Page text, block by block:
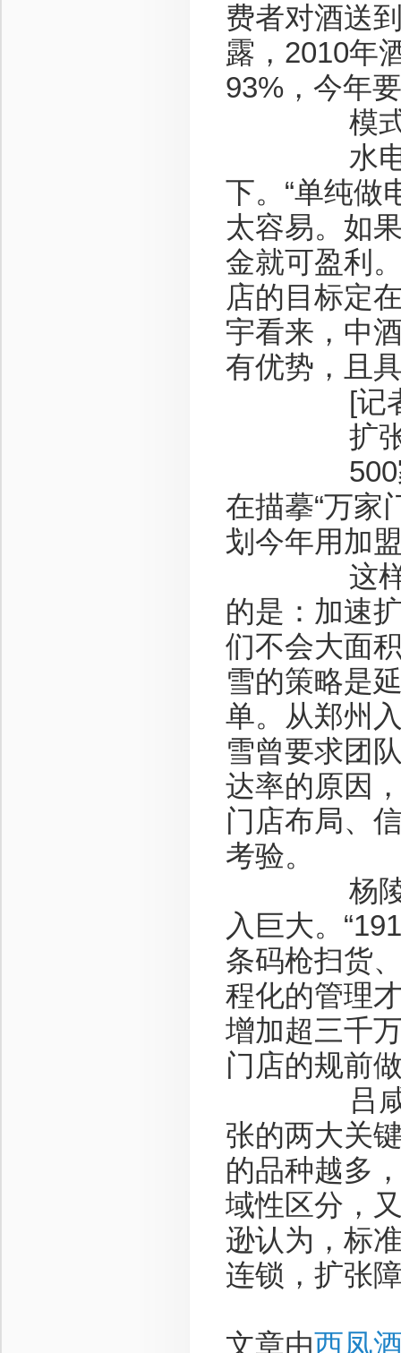
费者对酒送
露，2010年
93%，今年
模式
水电商起
下。“单纯做
太容易。如
金就可盈利
店的目标定
宇看来，中
有优势，且
[记者
扩张加速
500家，
在描摹“万家
划今年用加
这样的扩
的是：加速
们不会大面
雪的策略是
单。从郑州
雪曾要求团
达率的原因
门店布局、
考验。
杨陵江手
入巨大。
条码枪扫货
程化的管理
增加超三千
门店的规前
吕咸逊指
张的两大关
的品种越多
域性区分，
逊认为，标
连锁，扩张
文章由西凤